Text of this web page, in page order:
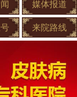
媒体报道
来院路线